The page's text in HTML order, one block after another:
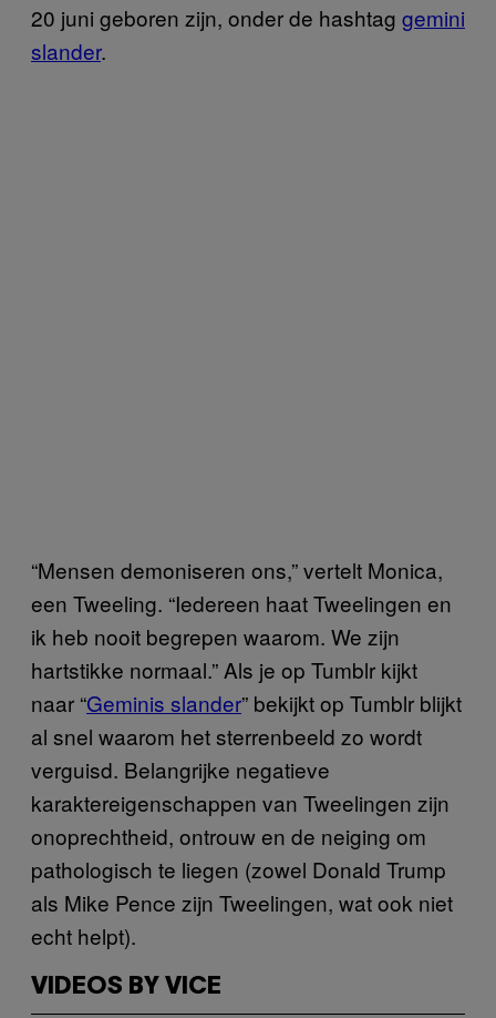
20 juni geboren zijn, onder de hashtag gemini
slander.
“Mensen demoniseren ons,” vertelt Monica,
een Tweeling. “Iedereen haat Tweelingen en
ik heb nooit begrepen waarom. We zijn
hartstikke normaal.” Als je op Tumblr kijkt
naar “Geminis slander” bekijkt op Tumblr blijkt
al snel waarom het sterrenbeeld zo wordt
verguisd. Belangrijke negatieve
karaktereigenschappen van Tweelingen zijn
onoprechtheid, ontrouw en de neiging om
pathologisch te liegen (zowel Donald Trump
als Mike Pence zijn Tweelingen, wat ook niet
echt helpt).
VIDEOS BY VICE